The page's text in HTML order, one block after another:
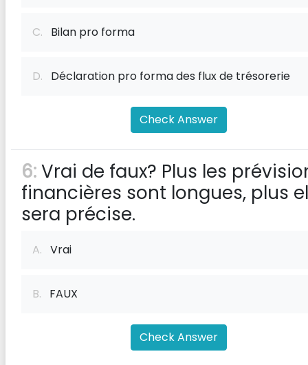
C. Bilan pro forma
D. Déclaration pro forma des flux de trésorerie
Check Answer
6:Vrai de faux? Plus les
financières sont longues, plus
sera précise.
A. Vrai
B. FAUX
Check Answer